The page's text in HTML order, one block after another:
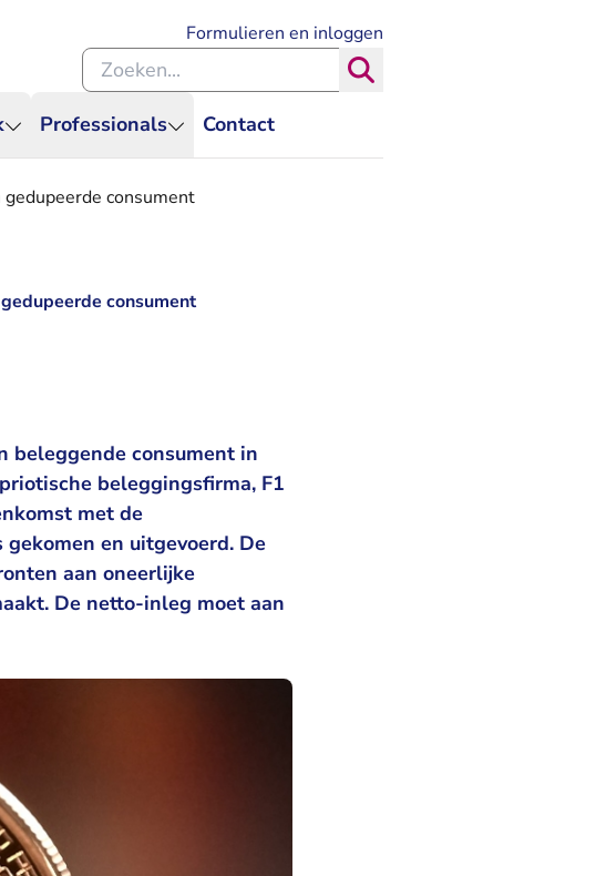
Professionals Contact
Formulieren en inloggen
Zoeken binnen de Rechtspraak
consument
consument
beleggende consument in
beleggingsfirma, F1
met de
en uitgevoerd. De
aan oneerlijke
De netto-inleg moet aan